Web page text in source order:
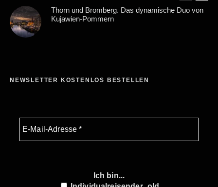
Thorn und Bromberg. Das dynamische Duo von
Kujawien-Pommern
NEWSLETTER KOSTENLOS BESTELLEN
Ich bin...